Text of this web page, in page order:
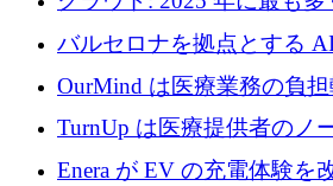
た 10 社
バルセロナを拠点とする
Theker が 8,500 万ドルを調
OurMind は医療業務の負
ロを寄付
TurnUp は医療提供者のノ
するために 200 万ユーロ
Enera が EV の充電体験を